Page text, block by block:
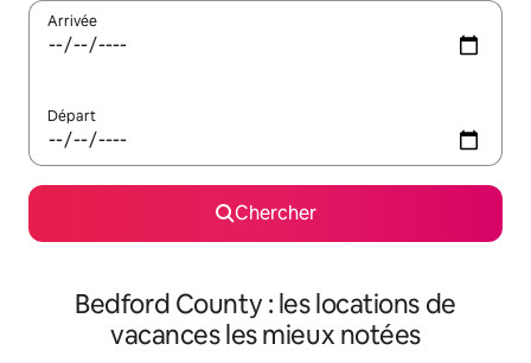
Arrivée
Départ
Chercher
Bedford County : les locations de
vacances les mieux notées